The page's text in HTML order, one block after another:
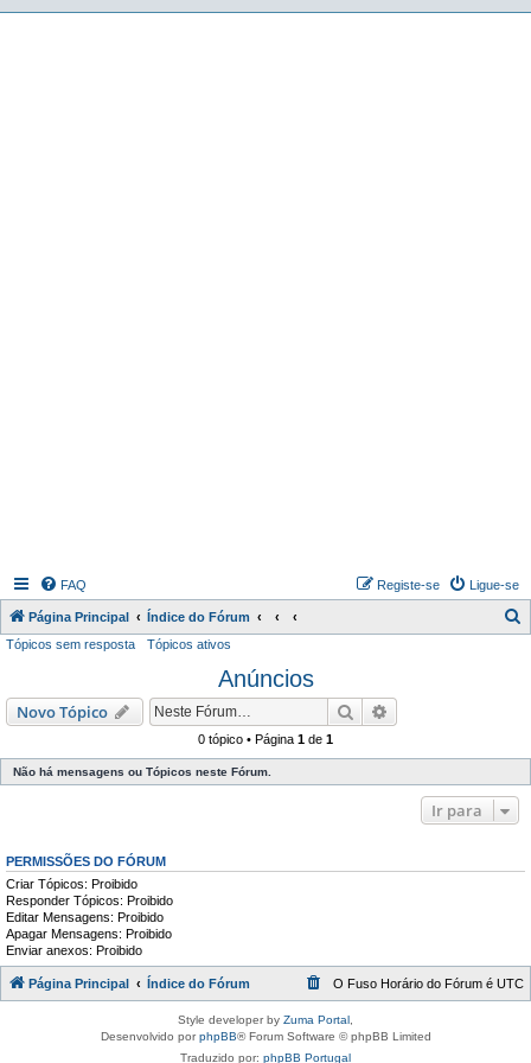
FAQ Ligue-se
Registe-se
Página Principal Índice do Fórum
i
s
Tópicos sem resposta Tópicos ativos
Anúncios
Novo Tópico Pesquisar
0 tópico • Página 1 de 1
Não há mensagens ou Tópicos neste Fórum.
Ir para
PERMISSÕES DO FÓRUM
Criar Tópicos: Proibido
Responder Tópicos: Proibido
Editar Mensagens: Proibido
Apagar Mensagens: Proibido
Enviar anexos: Proibido
Página Principal Índice do Fórum O Fuso Horário do Fórum é UTC
Style developer by Zuma Portal
Desenvolvido porphpBB® Forum Software © phpBB Limited
Traduzido por: phpBB Portugal